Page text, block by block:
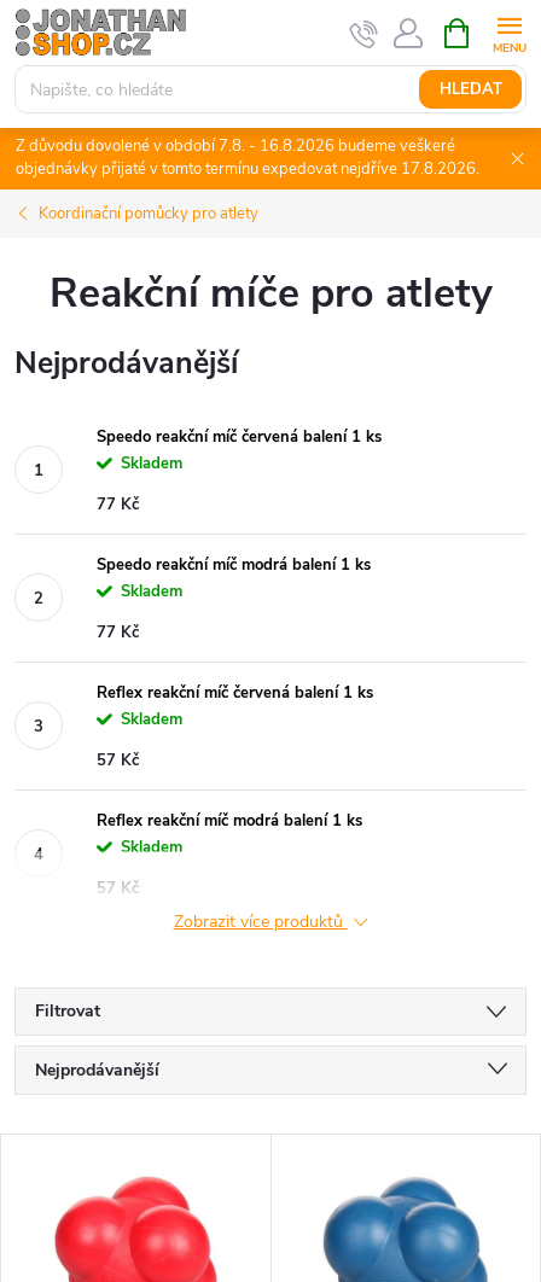
Přejít
na
obsah
HLEDAT
NÁKUPNÍ
KOŠÍK
Z důvodu dovolené v období 7.8. - 16.8.2026 budeme veškeré
objednávky přijaté v tomto termínu expedovat nejdříve 17.8.2026.
Koordinační pomůcky pro atlety
Reakční míče pro atlety
Nejprodávanější
Speedo reakční míč červená balení 1 ks
Skladem
77 Kč
Speedo reakční míč modrá balení 1 ks
Skladem
77 Kč
Reflex reakční míč červená balení 1 ks
Skladem
57 Kč
Reflex reakční míč modrá balení 1 ks
Skladem
57 Kč
Zobrazit více produktů
Filtrovat
Ř
a
Nejprodávanější
Abecedně